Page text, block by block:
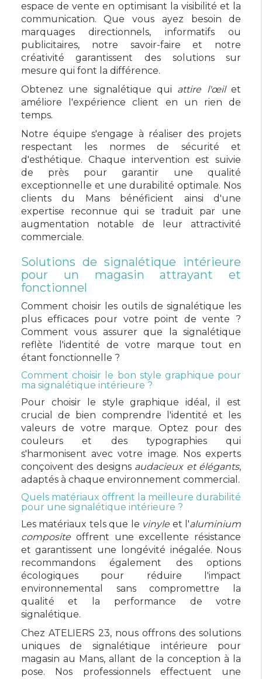
espace de vente en optimisant la visibilité et la
communication. Que vous ayez besoin de
marquages directionnels, informatifs ou
publicitaires, notre savoir-faire et notre
créativité garantissent des solutions sur
mesure qui font la différence.
Obtenez une signalétique qui attire l'œilet
améliore l'expérience client en un rien de
temps.
Notre équipe s'engage à réaliser des projets
respectant les normes de sécurité et
d'esthétique. Chaque intervention est suivie
de près pour garantir une qualité
exceptionnelle et une durabilité optimale. Nos
clients du Mans bénéficient ainsi d'une
expertise reconnue qui se traduit par une
augmentation notable de leur attractivité
commerciale.
Solutions de signalétique intérieure
pour un magasin attrayant et
fonctionnel
Comment choisir les outils de signalétique les
plus efficaces pour votre point de vente ?
Comment vous assurer que la signalétique
reflète l'identité de votre marque tout en
étant fonctionnelle ?
Comment choisir le bon style graphique pour
ma signalétique intérieure ?
Pour choisir le style graphique idéal, il est
crucial de bien comprendre l'identité et les
valeurs de votre marque. Optez pour des
couleurs et des typographies qui
s'harmonisent avec votre image. Nos experts
conçoivent des designs audacieux et élégants,
adaptés à chaque environnement commercial.
Quels matériaux offrent la meilleure durabilité
pour une signalétique intérieure ?
Les matériaux tels que le vinyle et l'aluminium
compositeoffrent une excellente résistance
et garantissent une longévité inégalée. Nous
recommandons également des options
écologiques pour réduire l'impact
environnemental sans compromettre la
qualité et la performance de votre
signalétique.
Chez ATELIERS 23, nous offrons des solutions
uniques de signalétique intérieure pour
magasin au Mans, allant de la conception à la
pose. Nos professionnels effectuent une